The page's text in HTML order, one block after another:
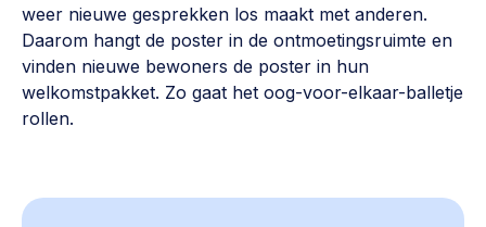
weer nieuwe gesprekken los maakt met anderen.
Daarom hangt de poster in de ontmoetingsruimte en
vinden nieuwe bewoners de poster in hun
welkomstpakket. Zo gaat het oog-voor-elkaar-balletje
rollen.